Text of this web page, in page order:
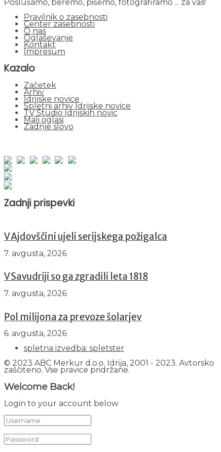
Poslušamo, beremo, pišemo, fotografiramo ... za vas!
Pravilnik o zasebnosti
Center zasebnosti
O nas
Oglaševanje
Kontakt
Impresum
Kazalo
Začetek
Arhiv
Idrijske novice
Spletni arhiv Idrijske novice
TV Studio Idrijskih novic
Mali oglasi
Zadnje slovo
Zadnji prispevki
V Ajdovščini ujeli serijskega požigalca
7. avgusta, 2026
V Savudriji so ga zgradili leta 1818
7. avgusta, 2026
Pol milijona za prevoze šolarjev
6. avgusta, 2026
spletna izvedba: spletster
© 2023 ABC Merkur d.o.o. Idrija, 2001 - 2023. Avtorsko
zaščiteno. Vse pravice pridržane.
Welcome Back!
Login to your account below